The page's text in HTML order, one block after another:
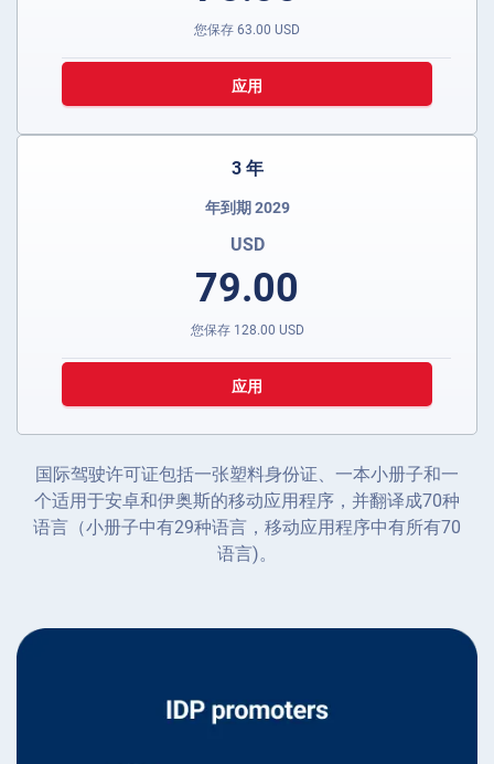
您保存 63.00 USD
应用
3 年
年到期 2029
USD
79.00
您保存 128.00 USD
应用
国际驾驶许可证包括一张塑料身份证、一本小册子和一
个适用于安卓和伊奥斯的移动应用程序，并翻译成70种
语言（小册子中有29种语言，移动应用程序中有所有70
语言)。